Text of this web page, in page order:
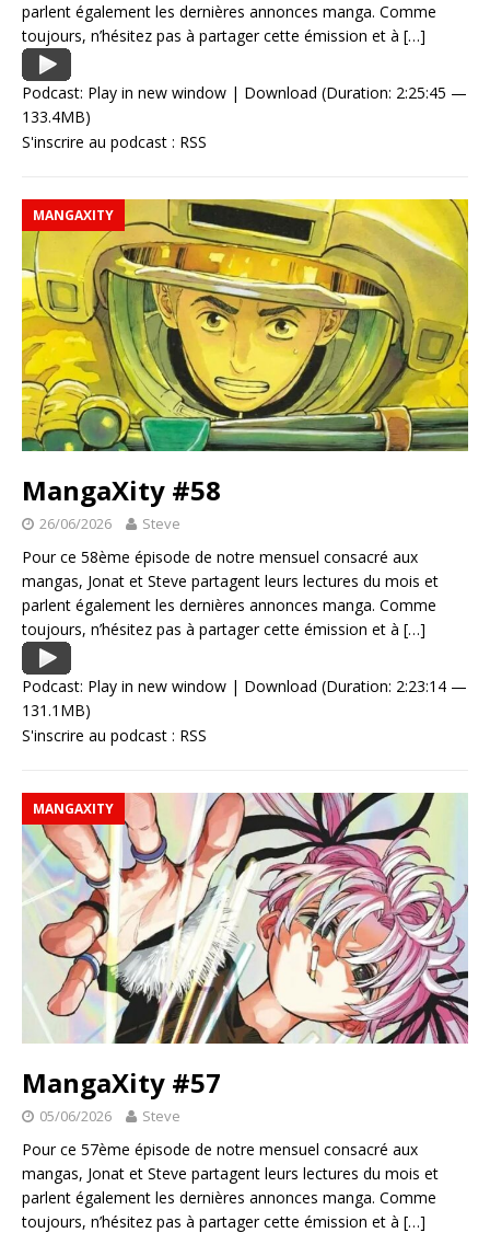
parlent également les dernières annonces manga. Comme
toujours, n’hésitez pas à partager cette émission et à […]
Podcast: Play in new window | Download (Duration: 2:25:45 —
133.4MB)
S'inscrire au podcast : RSS
MANGAXITY
MangaXity #58
26/06/2026 Steve
Pour ce 58ème épisode de notre mensuel consacré aux
mangas, Jonat et Steve partagent leurs lectures du mois et
parlent également les dernières annonces manga. Comme
toujours, n’hésitez pas à partager cette émission et à […]
Podcast: Play in new window | Download (Duration: 2:23:14 —
131.1MB)
S'inscrire au podcast : RSS
MANGAXITY
MangaXity #57
05/06/2026 Steve
Pour ce 57ème épisode de notre mensuel consacré aux
mangas, Jonat et Steve partagent leurs lectures du mois et
parlent également les dernières annonces manga. Comme
toujours, n’hésitez pas à partager cette émission et à […]